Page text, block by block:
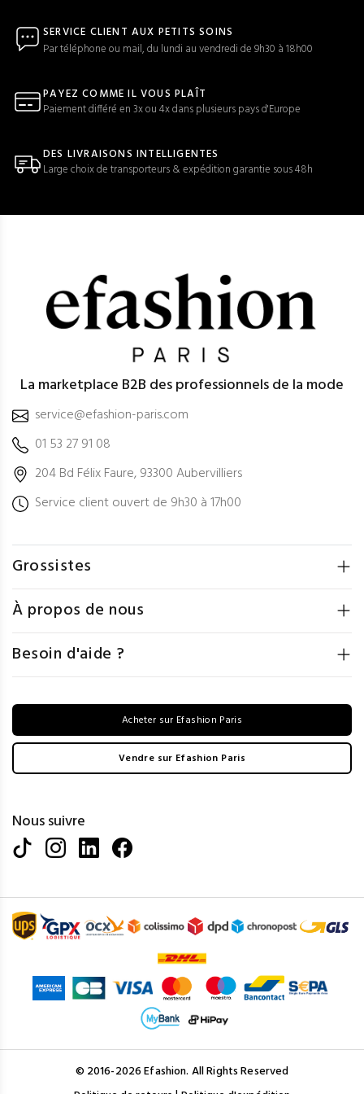
SERVICE CLIENT AUX PETITS SOINS
Par téléphone ou mail, du lundi au vendredi de 9h30 à 18h00
PAYEZ COMME IL VOUS PLAÎT
Paiement différé en 3x ou 4x dans plusieurs pays d'Europe
DES LIVRAISONS INTELLIGENTES
Large choix de transporteurs & expédition garantie sous 48h
La marketplace B2B des professionnels de la mode
service@efashion-paris.com
01 53 27 91 08
204 Bd Félix Faure, 93300 Aubervilliers
Service client ouvert de 9h30 à 17h00
Grossistes
À propos de nous
Besoin d'aide ?
Acheter sur Efashion Paris
Vendre sur Efashion Paris
Nous suivre
© 2016-2026 Efashion. All Rights Reserved